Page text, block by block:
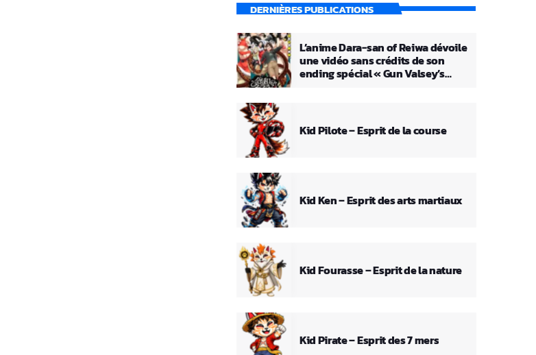
DERNIÈRES PUBLICATIONS
L’anime Dara-san of Reiwa dévoile
une vidéo sans crédits de son
ending spécial « Gun Valsey’s
Kid Pilote – Esprit de la course
Kid Ken – Esprit des arts martiaux
Kid Fourasse – Esprit de la nature
Kid Pirate – Esprit des 7 mers